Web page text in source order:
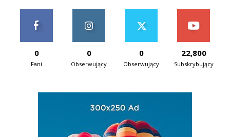
0
Fani
0
Obserwujący
0
Obserwujący
22,800
Subskrybujący